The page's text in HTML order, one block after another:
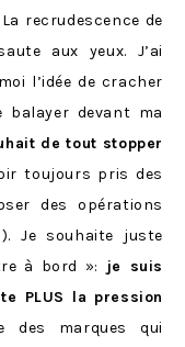
La recrudescence de
aux yeux. J’ai
l’idée de cracher
balayer devant ma
de tout stopper
toujours pris des
des opérations
Je souhaite juste
à bord »:
je suis
PLUS la pression
des marques qui